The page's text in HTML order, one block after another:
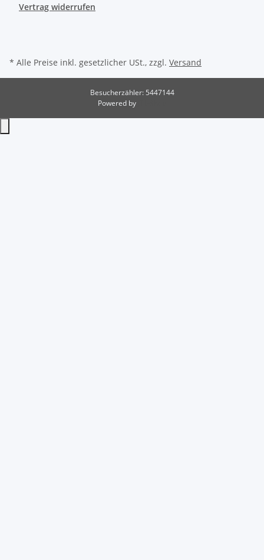
Vertrag widerrufen
* Alle Preise inkl. gesetzlicher USt., zzgl. Versand
Besucherzähler: 5447144
Powered by